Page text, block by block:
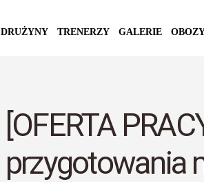
DRUŻYNY TRENERZY GALERIE
[OFERTA
przygotowania